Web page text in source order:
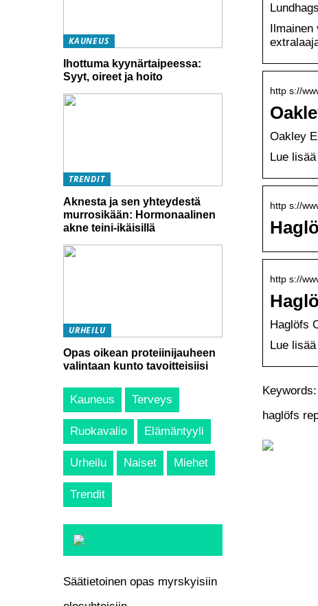
Ilmainen
http s://
Oakley
Lue
http s://
http s://
Haglöfs
Lue
haglöfs
KAUNEUS
Ihottuma kyynärtaipeessa:
Syyt, oireet ja hoito
TRENDIT
Aknesta ja sen yhteydestä
murrosikään: Hormonaalinen
akne teini-ikäisillä
URHEILU
Opas oikean proteiinijauheen
valintaan kunto tavoitteisiisi
Kauneus Terveys
Ruokavalio Elämäntyyli
Urheilu Naiset Miehet
Trendit
Säätietoinen opas myrskyisiin